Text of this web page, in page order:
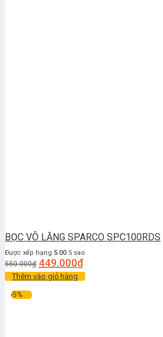
BỌC VÔ LĂNG SPARCO SPC100RDS
Được xếp hạng 5.00 5 sao
550.000₫ 449.000₫
Thêm vào giỏ hàng
-5%